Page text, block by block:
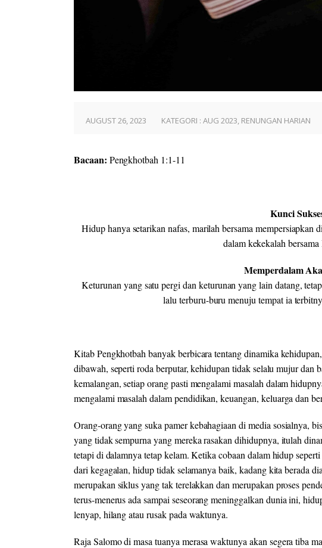
AUGUST 26, 2023 KATEGORI : AUG 2023, RENUNGAN HARIAN
Bacaan: Pengkhotbah 1:1-11
Kunci
Hidup hanya setarikan nafas, marilah bersama
dalam kekekalah
Memperdalam
Keturunan yang satu pergi dan keturunan yang lain datang,
lalu terburu-buru menuju tempat ia
Kitab Pengkhotbah banyak berbicara tentang dinamika
dibawah, seperti roda berputar, kehidupan tidak selalu mujur dan
kemalangan, setiap orang pasti mengalami masalah dalam
mengalami masalah dalam pendidikan, keuangan, keluarga dan
Orang-orang yang suka pamer kebahagiaan di media sosialnya,
yang tidak sempurna yang mereka rasakan dihidupnya, itulah
tetapi di dalamnya tetap kelam. Ketika cobaan dalam hidup
dari kegagalan, hidup tidak selamanya baik, kadang kita berada
merupakan siklus yang tak terelakkan dan merupakan proses
terus-menerus ada sampai seseorang meninggalkan dunia ini,
lenyap, hilang atau rusak pada waktunya.
Raja Salomo di masa tuanya merasa waktunya akan segera tiba